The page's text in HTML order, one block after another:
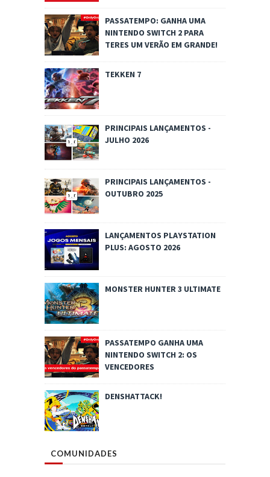
PASSATEMPO: GANHA UMA
NINTENDO SWITCH 2 PARA
TERES UM VERÃO EM GRANDE!
TEKKEN 7
PRINCIPAIS LANÇAMENTOS -
JULHO 2026
PRINCIPAIS LANÇAMENTOS -
OUTUBRO 2025
LANÇAMENTOS PLAYSTATION
PLUS: AGOSTO 2026
MONSTER HUNTER 3 ULTIMATE
PASSATEMPO GANHA UMA
NINTENDO SWITCH 2: OS
VENCEDORES
DENSHATTACK!
COMUNIDADES